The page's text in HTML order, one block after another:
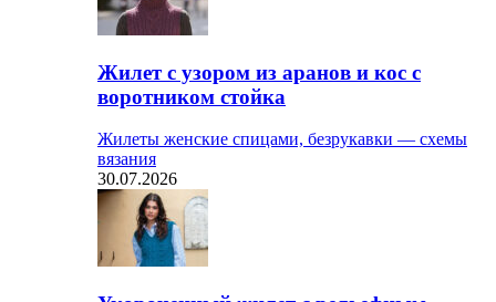
Жилет с узором из аранов и кос с
воротником стойка
Жилеты женские спицами, безрукавки — схемы
вязания
30.07.2026